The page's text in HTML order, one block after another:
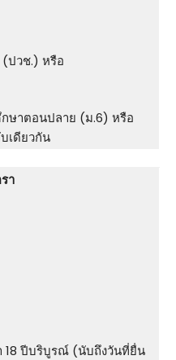
ปวช.) หรือ
ษาตอนปลาย (ม.6) หรือ
เดียวกัน
า
18 ปีบริบูรณ์ (นับถึงวันที่ยื่น